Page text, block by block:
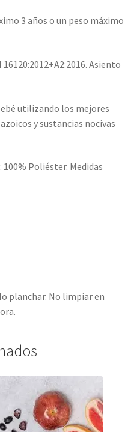
3 años o un peso máximo
Asiento
utilizando los mejores
y sustancias nocivas
Poliéster. Medidas
planchar. No limpiar en